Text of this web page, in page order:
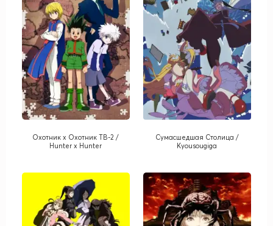
Охотник х Охотник ТВ-2 /
Hunter x Hunter
Сумасшедшая Столица /
Kyousougiga